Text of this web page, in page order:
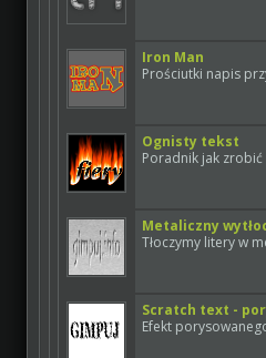
Iron Man
Prościutki napis
Ognisty tekst
Poradnik jak zrobić
Metaliczny
Tłoczymy litery w
Scratch text -
Efekt